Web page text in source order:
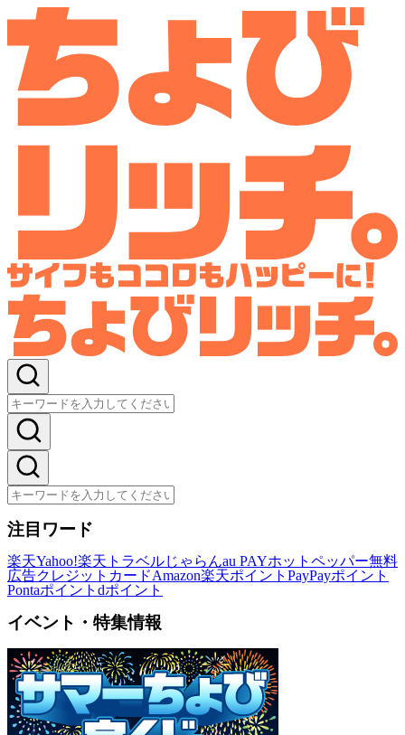
注目ワード
楽天Yahoo!楽天トラベルじゃらんau PAYホットペッパー無料
広告クレジットカードAmazon楽天ポイント PayPayポイント
Pontaポイント dポイント
イベント・特集情報